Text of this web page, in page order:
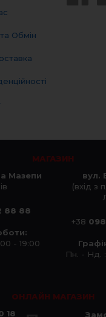
Обмін
МАГАЗИН
Мазепи
88 88
- 19:00
вул.
(вхід з
+38
Пн. - Нд.
ОНЛАЙН МАГАЗИН
18